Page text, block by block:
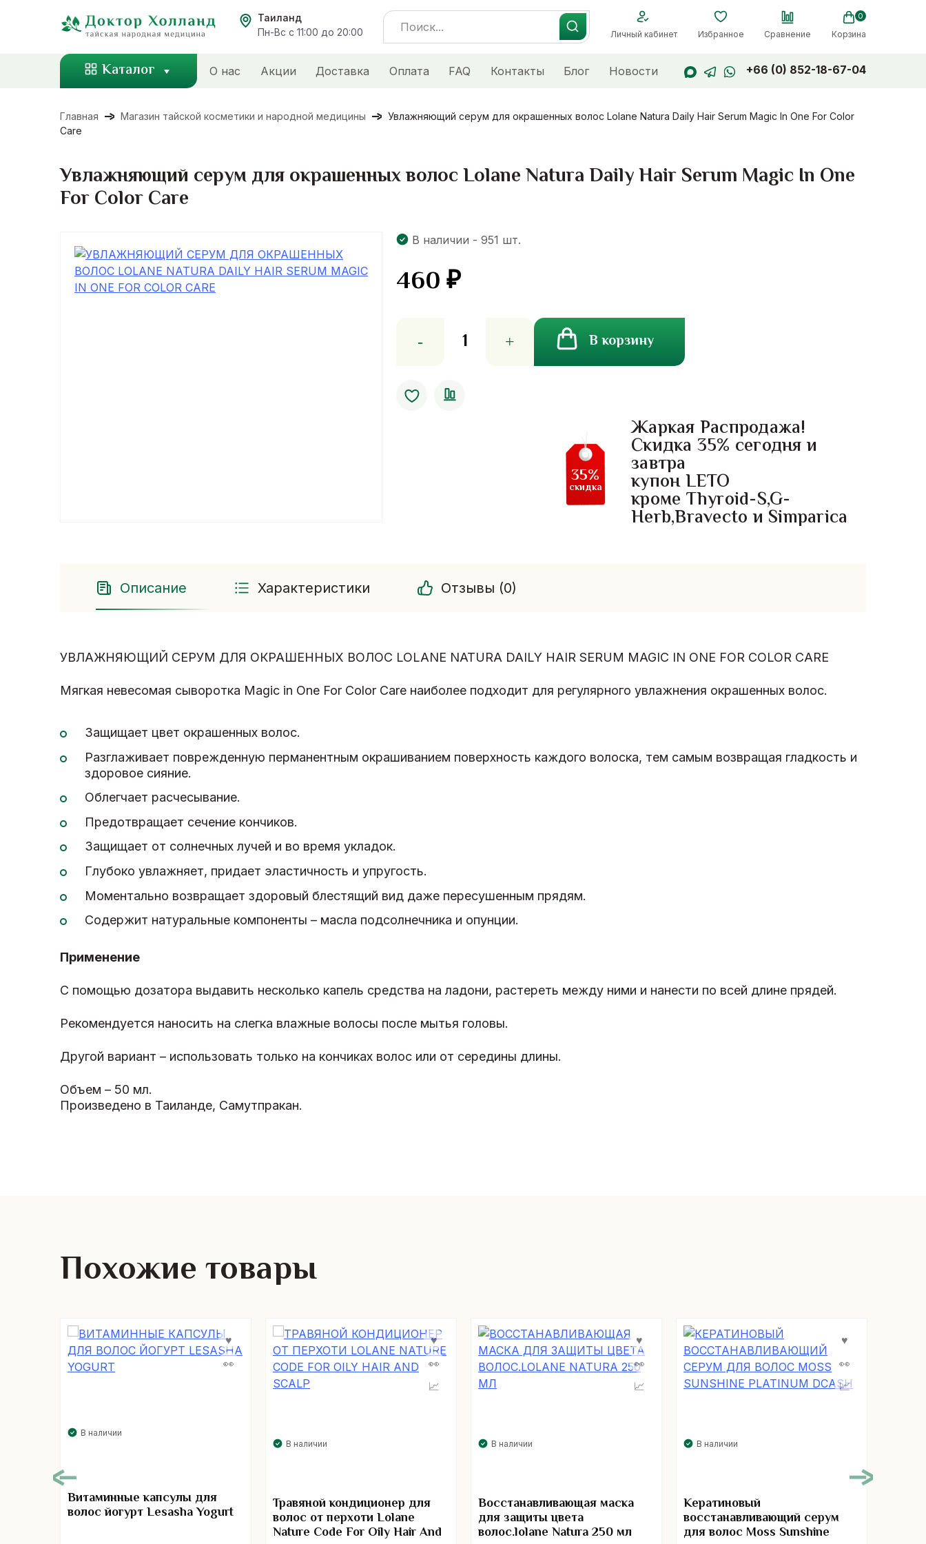
Таиланд
Пн-Вс с 11:00 до 20:00
Search
for:
Личный кабинет Избранное Сравнение
0
Корзина
Каталог О нас Акции Доставка Оплата FAQ Контакты Блог Новости +66 (0) 852-18-67-04
Главная Магазин тайской косметики и народной медицины
Увлажняющий серум для окрашенных волос Lolane Natura Daily Hair Serum Magic In One For Color
Care
Увлажняющий серум для окрашенных волос Lolane Natura Daily Hair Serum Magic In One
For Color Care
В наличии - 951 шт.
460₽
товара
для
Color
В корзину
Жаркая Распродажа!
Скидка 35% сегодня и
завтра
купон LETO
кроме Thyroid-S,G-
Herb,Bravecto и Simparica
35%
скидка
Описание Характеристики Отзывы (0)
УВЛАЖНЯЮЩИЙ СЕРУМ ДЛЯ ОКРАШЕННЫХ ВОЛОС LOLANE NATURA DAILY HAIR SERUM MAGIC IN ONE FOR COLOR CARE
Мягкая невесомая сыворотка Magic in One For Color Care наиболее подходит для регулярного увлажнения окрашенных волос.
Защищает цвет окрашенных волос.
Разглаживает поврежденную перманентным окрашиванием поверхность каждого волоска, тем самым возвращая гладкость и
здоровое сияние.
Облегчает расчесывание.
Предотвращает сечение кончиков.
Защищает от солнечных лучей и во время укладок.
Глубоко увлажняет, придает эластичность и упругость.
Моментально возвращает здоровый блестящий вид даже пересушенным прядям.
Содержит натуральные компоненты – масла подсолнечника и опунции.
Применение
С помощью дозатора выдавить несколько капель средства на ладони, растереть между ними и нанести по всей длине прядей.
Рекомендуется наносить на слегка влажные волосы после мытья головы.
Другой вариант – использовать только на кончиках волос или от середины длины.
Объем – 50 мл.
Произведено в Таиланде, Самутпракан.
Похожие товары
В наличии
Витаминные капсулы для
волос йогурт Lesasha Yogurt
В наличии
Травяной кондиционер для
волос от перхоти Lolane
Nature Code For Oily Hair And
В наличии
Восстанавливающая маска
для защиты цвета
волос.lolane Natura 250 мл
В наличии
Кератиновый
восстанавливающий серум
для волос Moss Sunshine